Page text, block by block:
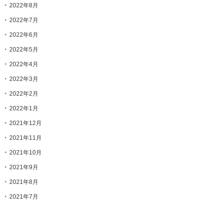
2022年8月
2022年7月
2022年6月
2022年5月
2022年4月
2022年3月
2022年2月
2022年1月
2021年12月
2021年11月
2021年10月
2021年9月
2021年8月
2021年7月